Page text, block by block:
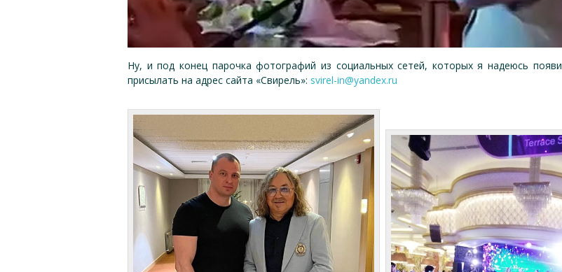
Ну, и под конец парочка фотографий из социальных сетей, которых я надеюсь
присылать на адрес сайта «Свирель»: svirel-in@yandex.ru